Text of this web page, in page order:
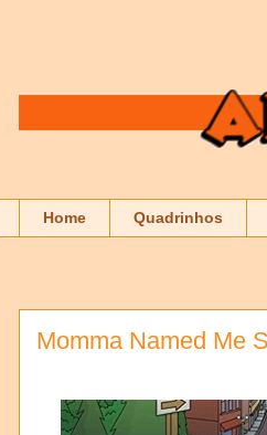
Home Quadrinhos
Momma Named Me